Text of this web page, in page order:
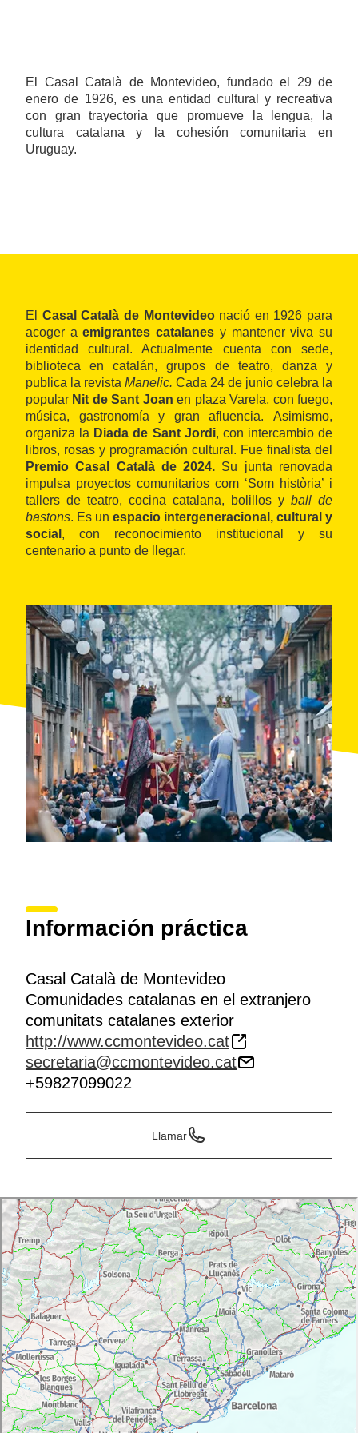
El Casal Català de Montevideo, fundado el 29 de
enero de 1926, es una entidad cultural y recreativa
con gran trayectoria que promueve la lengua, la
cultura catalana y la cohesión comunitaria en
Uruguay.
El Casal Català de Montevideonació en 1926 para
acoger aemigrantes catalanes y mantener viva su
identidad cultural. Actualmente cuenta con sede,
biblioteca en catalán, grupos de teatro, danza y
publica la revista Manelic. Cada 24 de junio celebra la
popular Nit de Sant Joan en plaza Varela, con fuego,
música, gastronomía y gran afluencia. Asimismo,
organiza la Diada de Sant Jordi, con intercambio de
libros, rosas y programación cultural. Fue finalista del
Premio Casal Català de 2024. Su junta renovada
impulsa proyectos comunitarios com ‘Som història’ i
tallers de teatro, cocina catalana, bolillos y ball de
bastons. Es un espacio intergeneracional, cultural y
social , con reconocimiento institucional y su
centenario a punto de llegar.
Información práctica
Casal Català de Montevideo
Comunidades catalanas en el extranjero
comunitats catalanes exterior
http://www.ccmontevideo.cat
secretaria@ccmontevideo.cat
+59827099022
Llamar